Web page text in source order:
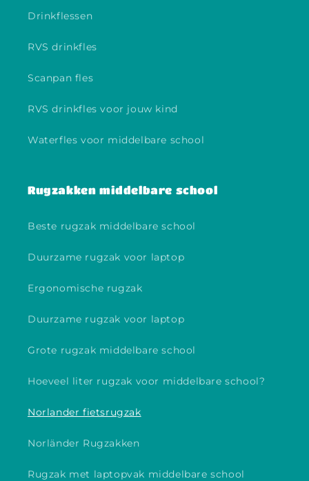
Drinkflessen
RVS drinkfles
Scanpan fles
RVS drinkfles voor jouw kind
Waterfles voor middelbare school
Rugzakken middelbare school
Beste rugzak middelbare school
Duurzame rugzak voor laptop
Ergonomische rugzak
Duurzame rugzak voor laptop
Grote rugzak middelbare school
Hoeveel liter rugzak voor middelbare school?
Norlander fietsrugzak
Norländer Rugzakken
Rugzak met laptopvak middelbare school